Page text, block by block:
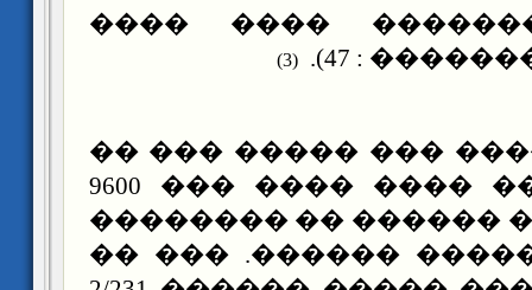
������� �������
(�������� :
(
3
)
������ ���� ���
4/1 365 ��� ��� ���� ���� ��� 9600
����� �� ��� ������
�� ����� ������